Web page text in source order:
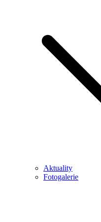
Aktuality
Fotogalerie